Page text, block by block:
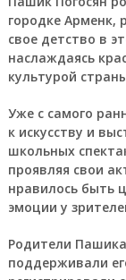
городке Арменк,
свое детство в
наслаждаясь
культурой
Уже с самого
к искусству и
школьных
проявляя свои
нравилось быть
эмоции у
Родители
поддерживали